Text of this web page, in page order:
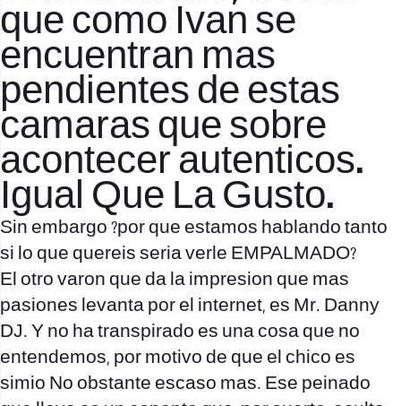
que como Ivan se
encuentran mas
pendientes de estas
camaras que sobre
acontecer autenticos.
Igual Que La Gusto.
Sin embargo ?por que estamos hablando tanto
si lo que quereis seri­a verle EMPALMADO?
El otro varon que da la impresion que mas
pasiones levanta por el internet, es Mr. Danny
DJ. Y no ha transpirado es una cosa que no
entendemos, por motivo de que el chico es
simio No obstante escaso mas. Ese peinado